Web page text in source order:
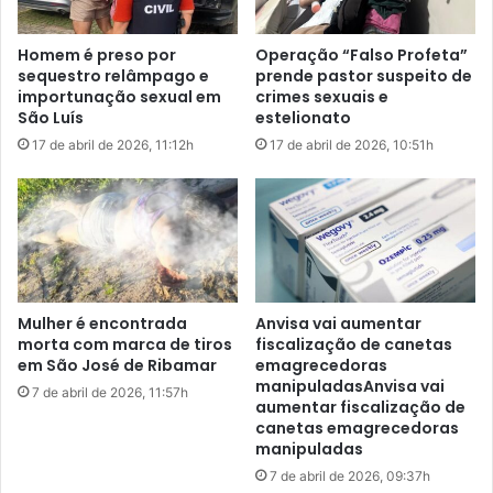
o ambiente onde está instalado o ar-condicionado e a
forma de utilização.
Por exemplo, manter portas e janelas fechadas durante o
uso e proteger o local contra o sol e o calor, por meio de
A manutenção deve também estar em dia, salientou
Magalhães, tendo em vista que filtros limpos e revisões
periódicas evitam perda de eficiência.
Escolha da temperatura
De acordo com Magalhães, uma temperatura entre 23 e 25
graus no controle remoto é adequada para o ser humano e
l
i
c
i
t
a
ç
ã
o
d
e
r
e
b
o
i
a
n
t
e
a
c
o
m
p
a
n
h
e
i
r
Homem é preso por
sequestro relâmpago e
importunação sexual em
São Luís
17 de abril de 2026, 11:12h
Operação “Falso Profeta”
prende pastor suspeito de
crimes sexuais e
estelionato
17 de abril de 2026, 10:51h
Mulher é encontrada
morta com marca de tiros
em São José de Ribamar
7 de abril de 2026, 11:57h
Anvisa vai aumentar
fiscalização de canetas
emagrecedoras
manipuladasAnvisa vai
aumentar fiscalização de
canetas emagrecedoras
manipuladas
7 de abril de 2026, 09:37h